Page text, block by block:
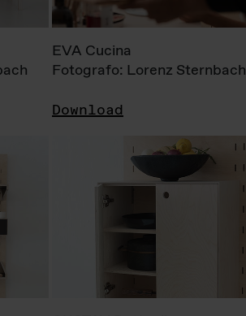
EVA Cucina
Fotografo: Lorenz Sternbach
Download